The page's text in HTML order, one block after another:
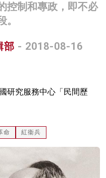
控制和專政，即不必
部 - 2018-08-16
研究服務中心「民間歷
命 紅衞兵